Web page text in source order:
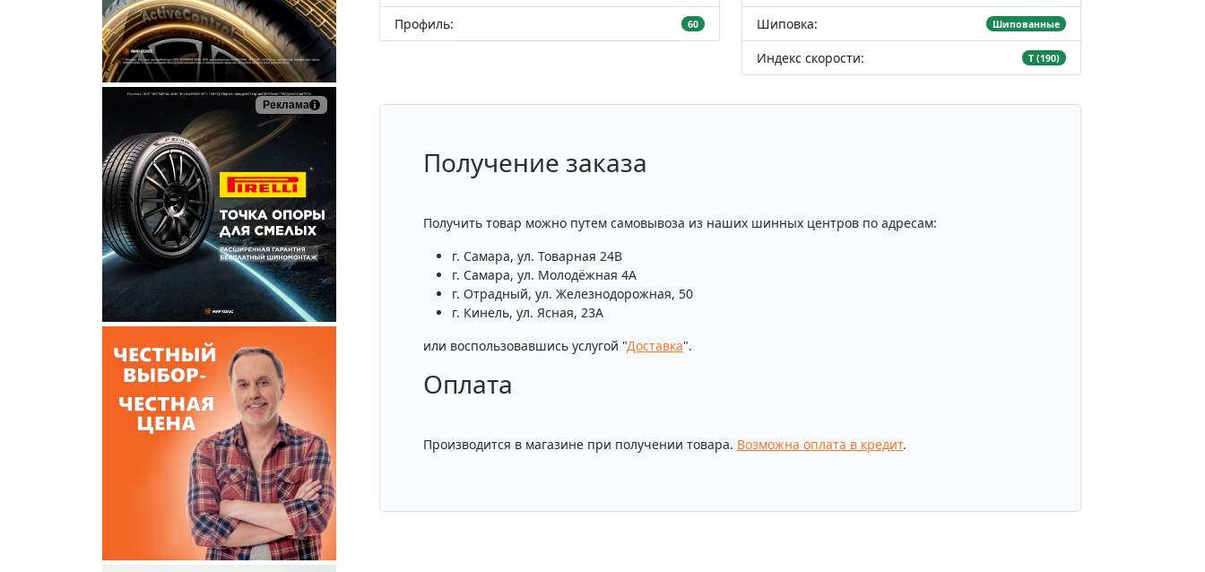
Реклама
Профиль: 60 Шиповка: Шипованные
Индекс скорости: T (190)
Получение заказа
Получить товар можно путем самовывоза из наших шинных центров по адресам:
г. Самара, ул. Товарная 24В
г. Самара, ул. Молодёжная 4А
г. Отрадный, ул. Железнодорожная, 50
г. Кинель, ул. Ясная, 23А
или воспользовавшись услугой "Доставка".
Оплата
Производится в магазине при получении товара. Возможна оплата в кредит.